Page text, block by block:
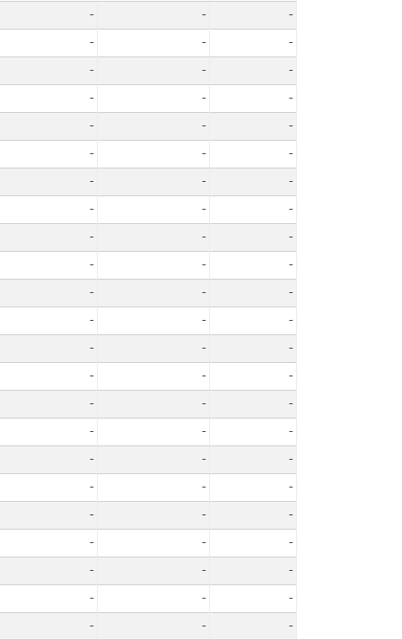
- -
-
- -
-
- -
-
- -
-
- -
-
- -
-
- -
-
- -
-
- -
-
- -
-
- -
-
- -
-
- -
-
- -
-
- -
-
- -
-
- -
-
- -
-
- -
-
- -
-
- -
-
- -
-
- -
-